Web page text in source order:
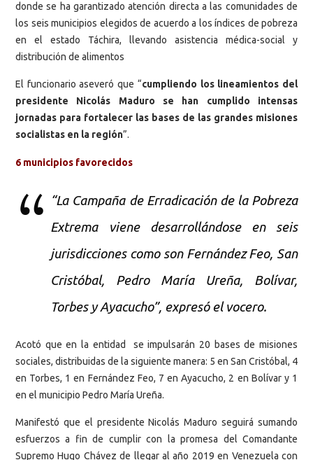
donde se ha garantizado atención directa a las comunidades de
los seis municipios elegidos de acuerdo a los índices de pobreza
en el estado Táchira, llevando asistencia médica-social y
distribución de alimentos
El funcionario aseveró que “cumpliendo los lineamientos del
presidente Nicolás Maduro se han cumplido intensas
jornadas para fortalecer las bases de las grandes misiones
socialistas en la región”.
6 municipios favorecidos
“La Campaña de Erradicación de la Pobreza
Extrema viene desarrollándose en seis
jurisdicciones como son Fernández Feo, San
Cristóbal, Pedro María Ureña, Bolívar,
Torbes y Ayacucho”, expresó el vocero.
Acotó que en la entidad se impulsarán 20 bases de misiones
sociales, distribuidas de la siguiente manera: 5 en San Cristóbal, 4
en Torbes, 1 en Fernández Feo, 7 en Ayacucho, 2 en Bolívar y 1
en el municipio Pedro María Ureña.
Manifestó que el presidente Nicolás Maduro seguirá sumando
esfuerzos a fin de cumplir con la promesa del Comandante
Supremo Hugo Chávez de llegar al año 2019 en Venezuela con